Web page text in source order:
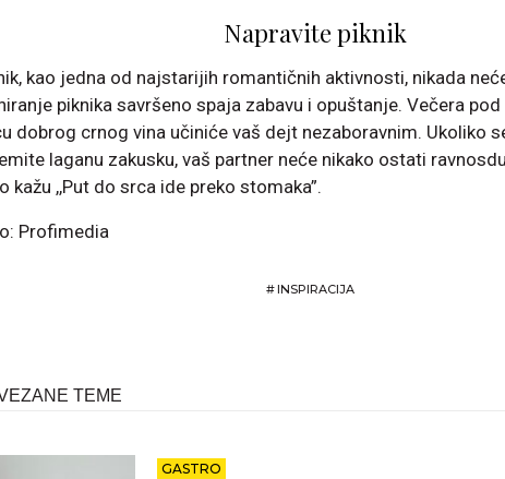
Napravite piknik
kao jedna od najstarijih romantičnih aktivnosti, nikada
piknika savršeno spaja zabavu i opuštanje. Večera
dobrog crnog vina učiniće vaš dejt nezaboravnim. Ukoliko
laganu zakusku, vaš partner neće nikako ostati
kažu ,,Put do srca ide preko stomaka”.
Profimedia
#INSPIRACIJA
TEME
GASTRO